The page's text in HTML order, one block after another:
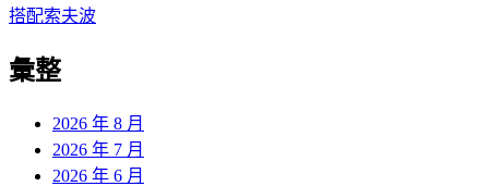
導
覽
搭配索夫波
彙整
2026 年 8 月
2026 年 7 月
2026 年 6 月